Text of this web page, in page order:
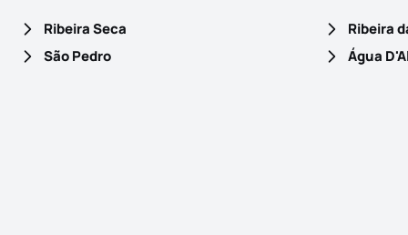
Ribeira Seca Ribeira
São Pedro
Água